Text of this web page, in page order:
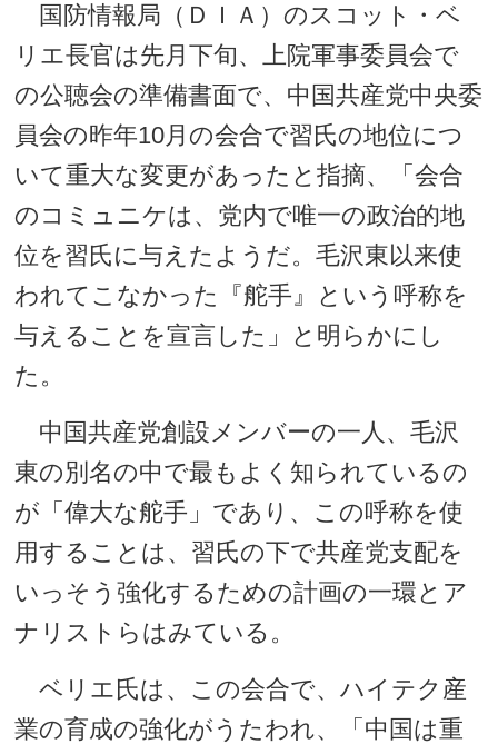
国防情報局（ＤＩＡ）のスコット・ベ
リエ長官は先月下旬、上院軍事委員会で
の公聴会の準備書面で、中国共産党中央委
員会の昨年10月の会合で習氏の地位につ
いて重大な変更があったと指摘、「会合
のコミュニケは、党内で唯一の政治的地
位を習氏に与えたようだ。毛沢東以来使
われてこなかった『舵手』という呼称を
与えることを宣言した」と明らかにし
た。
中国共産党創設メンバーの一人、毛沢
東の別名の中で最もよく知られているの
が「偉大な舵手」であり、この呼称を使
用することは、習氏の下で共産党支配を
いっそう強化するための計画の一環とア
ナリストらはみている。
ベリエ氏は、この会合で、ハイテク産
業の育成の強化がうたわれ、「中国は重